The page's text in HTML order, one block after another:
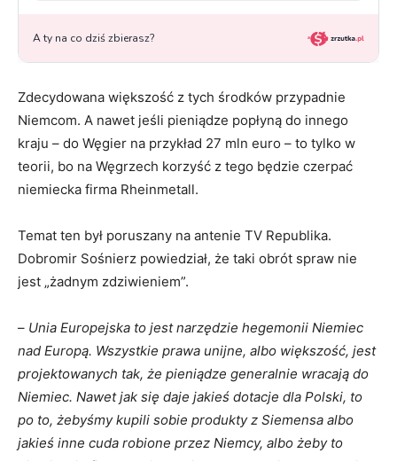
Zdecydowana większość z tych środków przypadnie
Niemcom. A nawet jeśli pieniądze popłyną do innego
kraju – do Węgier na przykład 27 mln euro – to tylko w
teorii, bo na Węgrzech korzyść z tego będzie czerpać
niemiecka firma Rheinmetall.
Temat ten był poruszany na antenie TV Republika.
Dobromir Sośnierz powiedział, że taki obrót spraw nie
jest „żadnym zdziwieniem”.
– Unia Europejska to jest narzędzie hegemonii Niemiec
nad Europą. Wszystkie prawa unijne, albo większość, jest
projektowanych tak, że pieniądze generalnie wracają do
Niemiec. Nawet jak się daje jakieś dotacje dla Polski, to
po to, żebyśmy kupili sobie produkty z Siemensa albo
jakieś inne cuda robione przez Niemcy, albo żeby to